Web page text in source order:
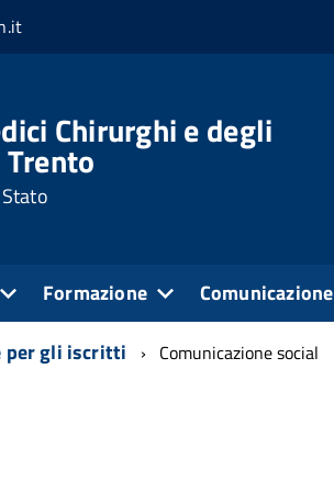
Chirurghi e degli
Formazione Comunicazione
per gli iscritti Comunicazione social